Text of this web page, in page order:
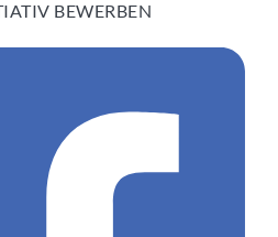
BEWERBEN